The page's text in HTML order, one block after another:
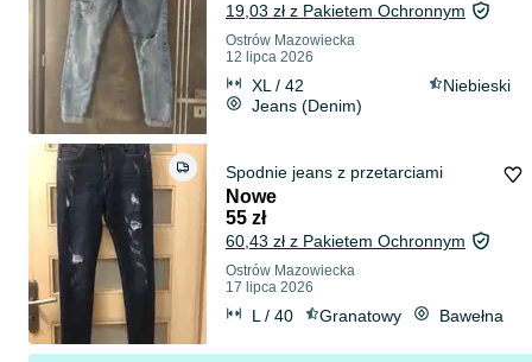
19,03 zł z Pakietem Ochronnym
Ostrów Mazowiecka
12 lipca 2026
XL / 42
Niebieski
Jeans (Denim)
Spodnie jeans z przetarciami
Nowe
55 zł
60,43 zł z Pakietem Ochronnym
Ostrów Mazowiecka
17 lipca 2026
L / 40 Granatowy Bawełna